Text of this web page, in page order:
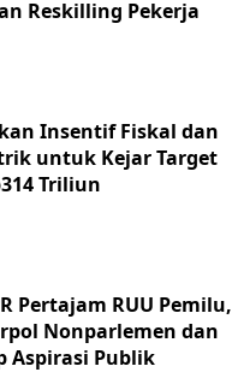
Reskilling Pekerja
Insentif Fiskal dan
untuk Kejar Target
Triliun
Pertajam RUU Pemilu,
Nonparlemen dan
Aspirasi Publik